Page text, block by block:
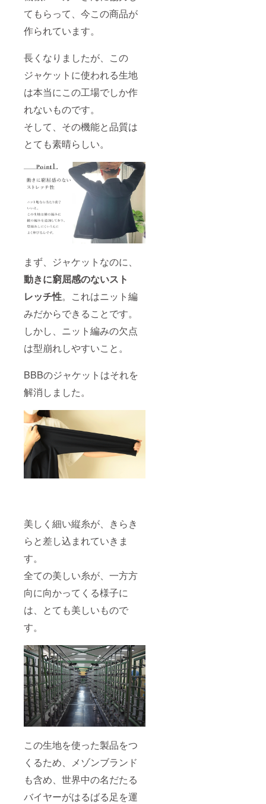
てもらって、今この商品が
作られています。
長くなりましたが、この
ジャケットに使われる生地
は本当にこの工場でしか作
れないものです。
そして、その機能と品質は
とても素晴らしい。
まず、ジャケットなのに、
動きに窮屈感のないスト
レッチ性。これはニット編
みだからできることです。
しかし、ニット編みの欠点
は型崩れしやすいこと。
BBBのジャケットはそれを
解消しました。
美しく細い縦糸が、きらき
らと差し込まれていきま
す。
全ての美しい糸が、一方方
向に向かってくる様子に
は、とても美しいもので
す。
この生地を使った製品をつ
くるため、メゾンブランド
も含め、世界中の名だたる
バイヤーがはるばる足を運